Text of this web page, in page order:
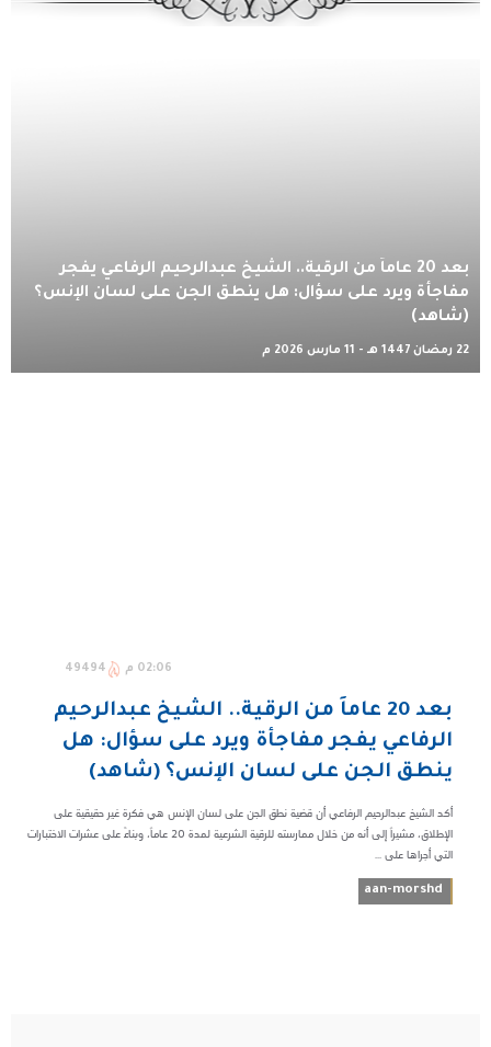
بعد 20 عاماً من الرقية.. الشيخ عبدالرحيم الرفاعي يفجر
مفاجأة ويرد على سؤال: هل ينطق الجن على لسان الإنس؟
(شاهد)
22 رمضان 1447 هـ - 11 مارس 2026 م
02:06 م 49494
بعد 20 عاماً من الرقية.. الشيخ عبدالرحيم
الرفاعي يفجر مفاجأة ويرد على سؤال: هل
ينطق الجن على لسان الإنس؟ (شاهد)
أكد الشيخ عبدالرحيم الرفاعي أن قضية نطق الجن على لسان الإنس هي فكرة غير حقيقية على
الإطلاق، مشيراً إلى أنه من خلال ممارسته للرقية الشرعية لمدة 20 عاماً، وبناءً على عشرات الاختبارات
التي أجراها على ...
aan-morshd